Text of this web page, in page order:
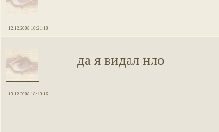
12.12.2008 10:21:10
13.12.2008 18:43:16
да я видал нло